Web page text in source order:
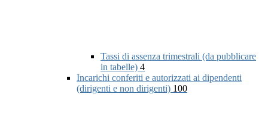
Tassi di assenza trimestrali (da pubblicare
in tabelle) 4
Incarichi conferiti e autorizzati ai dipendenti
(dirigenti e non dirigenti) 100